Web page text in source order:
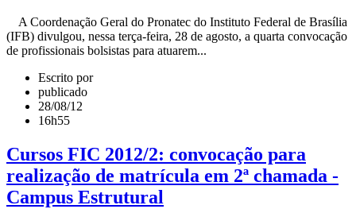
A Coordenação Geral do Pronatec do Instituto Federal de Brasília
(IFB) divulgou, nessa terça-feira, 28 de agosto, a quarta convocação
de profissionais bolsistas para atuarem...
Escrito por
publicado
28/08/12
16h55
Cursos FIC 2012/2: convocação para
realização de matrícula em 2ª chamada -
Campus Estrutural